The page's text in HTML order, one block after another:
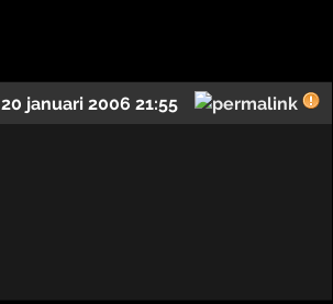
20 januari 2006 21:55